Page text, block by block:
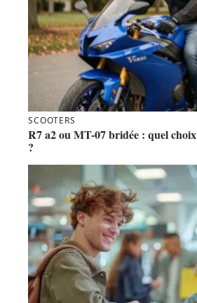
SCOOTERS
R7 a2 ou MT-07 bridée : quel
?